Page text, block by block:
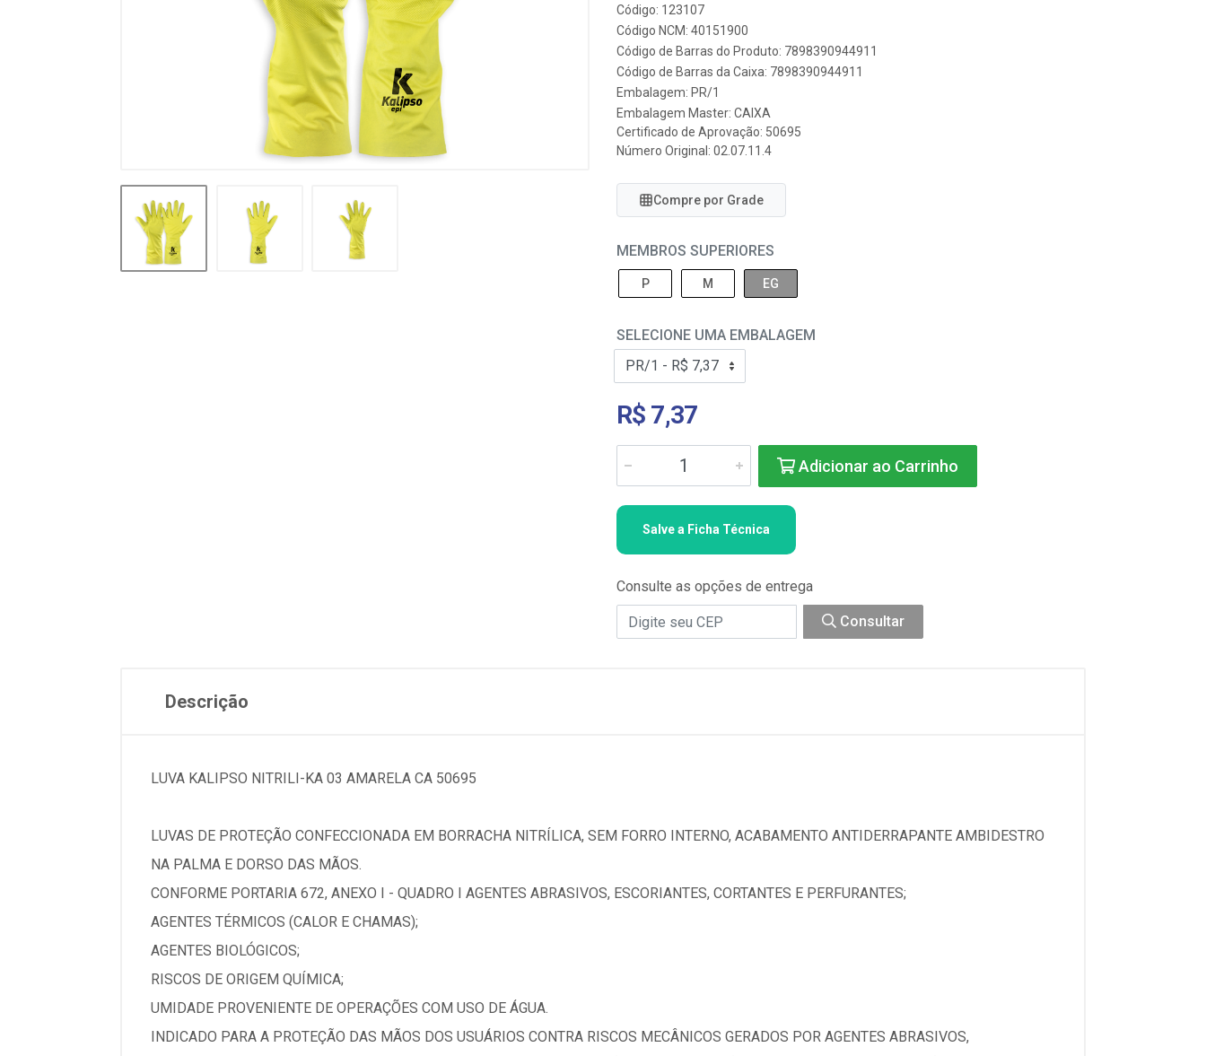
Código: 123107
Código NCM: 40151900
Código de Barras do Produto: 7898390944911
Código de Barras da Caixa: 7898390944911
Embalagem: PR/1
Embalagem Master: CAIXA
Certificado de Aprovação: 50695
Número Original: 02.07.11.4
Compre por Grade
MEMBROS SUPERIORES
P M EG
SELECIONE UMA EMBALAGEM
R$ 7,37
Adicionar ao Carrinho
Salve a Ficha Técnica
Consulte as opções de entrega
Consultar
Descrição
LUVA KALIPSO NITRILI-KA 03 AMARELA CA 50695
LUVAS DE PROTEÇÃO CONFECCIONADA EM BORRACHA NITRÍLICA, SEM FORRO INTERNO, ACABAMENTO ANTIDERRAPANTE AMBIDESTRO
NA PALMA E DORSO DAS MÃOS.
CONFORME PORTARIA 672, ANEXO I - QUADRO I AGENTES ABRASIVOS, ESCORIANTES, CORTANTES E PERFURANTES;
AGENTES TÉRMICOS (CALOR E CHAMAS);
AGENTES BIOLÓGICOS;
RISCOS DE ORIGEM QUÍMICA;
UMIDADE PROVENIENTE DE OPERAÇÕES COM USO DE ÁGUA.
INDICADO PARA A PROTEÇÃO DAS MÃOS DOS USUÁRIOS CONTRA RISCOS MECÂNICOS GERADOS POR AGENTES ABRASIVOS,